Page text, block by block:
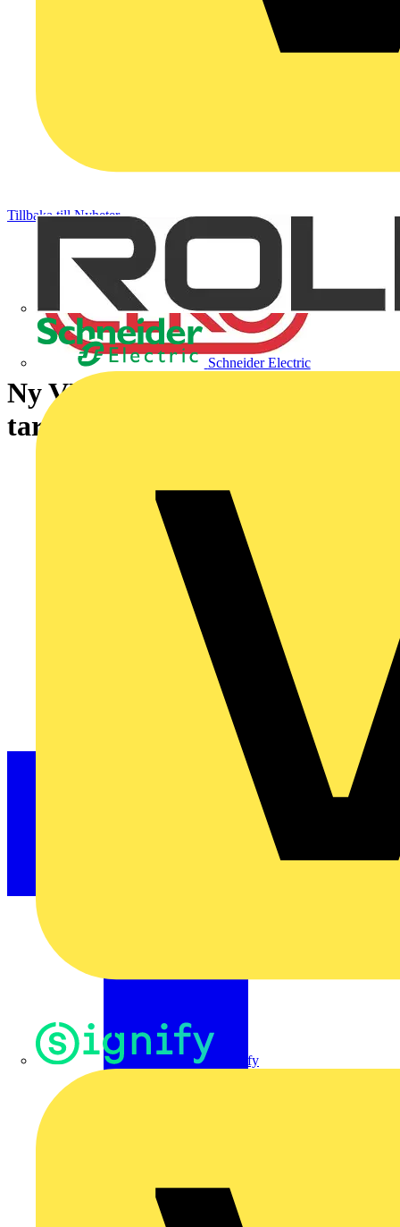
Schneider Electric
Signify
Tillbaka till Nyheter
Ny VD på ELKO - Peter Wotz
tar över